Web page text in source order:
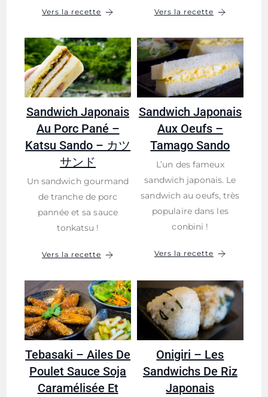
Vers la recette Vers la recette
Sandwich Japonais
Au Porc Pané –
Katsu Sando – カツ
サンド
Un sandwich gourmand
de tranche de porc
pannée et sa sauce
tonkatsu !
Vers la recette
Sandwich Japonais
Aux Oeufs –
Tamago Sando
L’un des fameux
sandwich japonais. Le
sandwich au oeufs, très
populaire dans les
conbini !
Vers la recette
Tebasaki – Ailes De
Poulet Sauce Soja
Caramélisée Et
Onigiri – Les
Sandwichs De Riz
Japonais